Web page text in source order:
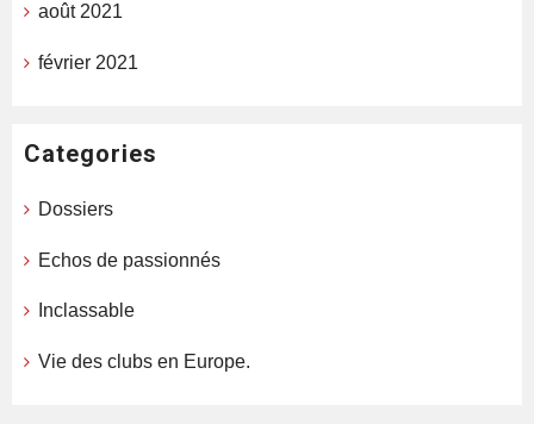
août 2021
février 2021
Categories
Dossiers
Echos de passionnés
Inclassable
Vie des clubs en Europe.